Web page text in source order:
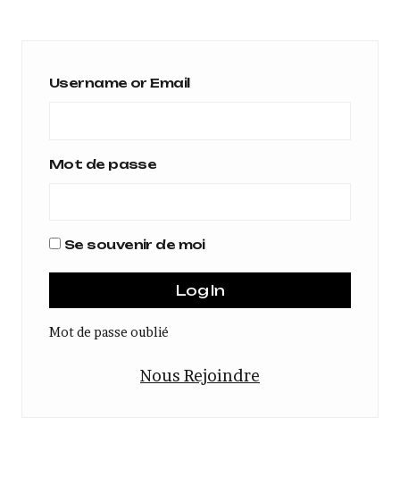
Username or Email
Mot de passe
Se souvenir de moi
Mot de passe oublié
Nous Rejoindre